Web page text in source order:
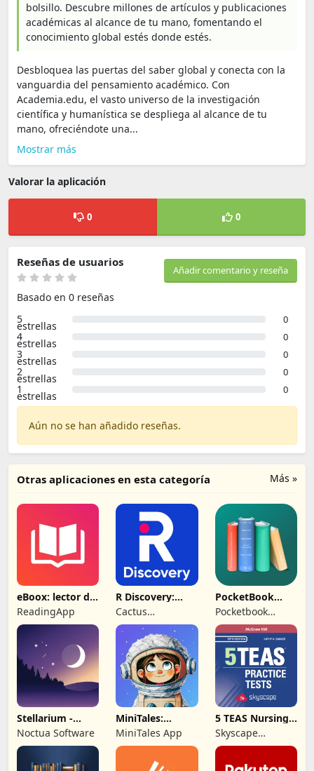
bolsillo. Descubre millones de artículos y publicaciones
académicas al alcance de tu mano, fomentando el
conocimiento global estés donde estés.
Desbloquea las puertas del saber global y conecta con la
vanguardia del pensamiento académico. Con
Academia.edu, el vasto universo de la investigación
científica y humanística se despliega al alcance de tu
mano, ofreciéndote una...
Mostrar más
Valorar la aplicación
0 0
Añadir comentario y reseña
Reseñas de usuarios
Basado en 0 reseñas
5
estrellas 0
4
estrellas 0
3
estrellas 0
2
estrellas 0
1
estrellas 0
Aún no se han añadido reseñas.
Más »
Otras aplicaciones en esta categoría
eBoox: lector de
libros epub
ReadingApp
R Discovery:
Academic
Research
Cactus
Communications
Pvt. Ltd.
PocketBook
libro
Pocketbook
International SA
Stellarium -
Mapa de
Estrellas
Noctua Software
MiniTales:
Cuentos para
peques
MiniTales App
5 TEAS Nursing
School Entrance
Skyscape
Medpresso Inc